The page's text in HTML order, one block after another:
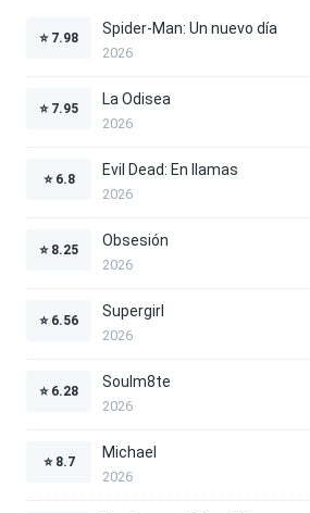
⭐ 7.98
Spider-Man: Un nuevo día
2026
⭐ 7.95
La Odisea
2026
⭐ 6.8
Evil Dead: En llamas
2026
⭐ 8.25
Obsesión
2026
⭐ 6.56
Supergirl
2026
⭐ 6.28
Soulm8te
2026
⭐ 8.7
Michael
2026